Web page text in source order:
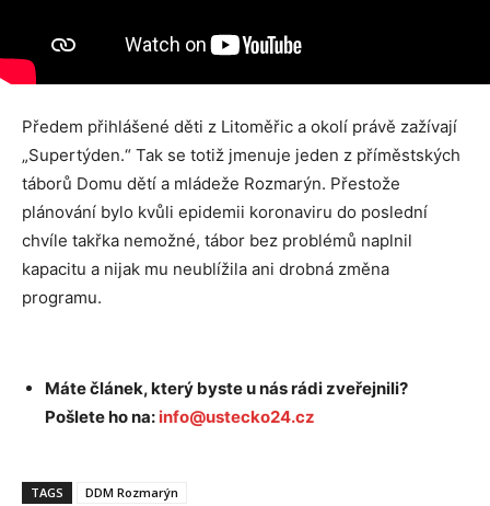
Předem přihlášené děti z Litoměřic a okolí právě zažívají
„Supertýden.“ Tak se totiž jmenuje jeden z příměstských
táborů Domu dětí a mládeže Rozmarýn. Přestože
plánování bylo kvůli epidemii koronaviru do poslední
chvíle takřka nemožné, tábor bez problémů naplnil
kapacitu a nijak mu neublížila ani drobná změna
programu.
Máte článek, který byste u nás rádi zveřejnili?
Pošlete ho na: info@ustecko24.cz
TAGS DDM Rozmarýn